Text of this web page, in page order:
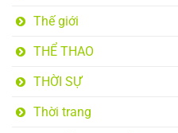
Thế giới
THỂ THAO
THỜI SỰ
Thời trang